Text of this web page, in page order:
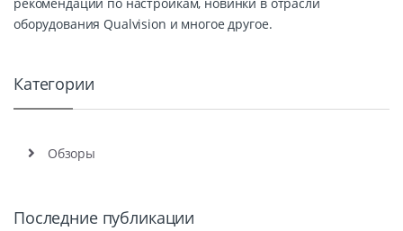
оборудования Qualvision и многое другое.
Категории
Обзоры
Последние публикации